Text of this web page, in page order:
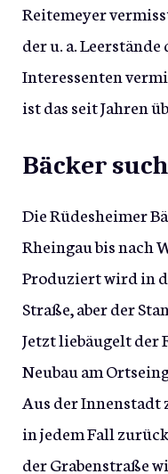
Reitemeyer
der u. a.
Interessenten
ist das seit Jahren
Bäcker
Die Rüdesheimer
Rheingau bis nach
Produziert wird in
Straße, aber der
Jetzt liebäugelt der
Neubau am
Aus der Innenstadt
in jedem Fall
der Grabenstraße